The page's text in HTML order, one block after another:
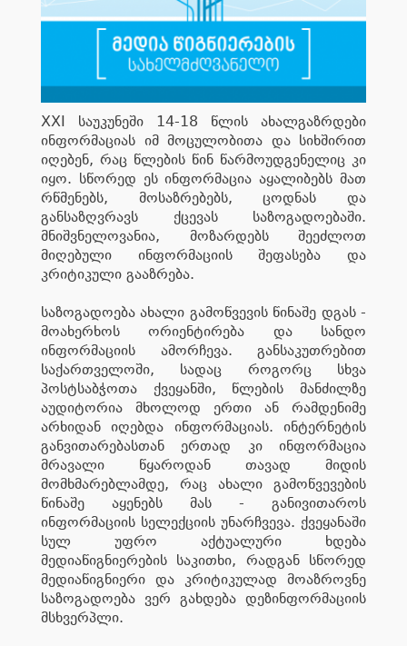
XXI საუკუნეში 14-18 წლის ახალგაზრდები
ინფორმაციას იმ მოცულობითა და სიხშირით
იღებენ, რაც წლების წინ წარმოუდგენელიც კი
იყო. სწორედ ეს ინფორმაცია აყალიბებს მათ
რწმენებს, მოსაზრებებს, ცოდნას და
განსაზღვრავს ქცევას საზოგადოებაში.
მნიშვნელოვანია, მოზარდებს შეეძლოთ
მიღებული ინფორმაციის შეფასება და
კრიტიკული გააზრება.
საზოგადოება ახალი გამოწვევის წინაშე დგას -
მოახერხოს ორიენტირება და სანდო
ინფორმაციის ამორჩევა. განსაკუთრებით
საქართველოში, სადაც როგორც სხვა
პოსტსაბჭოთა ქვეყანში, წლების მანძილზე
აუდიტორია მხოლოდ ერთი ან რამდენიმე
არხიდან იღებდა ინფორმაციას. ინტერნეტის
განვითარებასთან ერთად კი ინფორმაცია
მრავალი წყაროდან თავად მიდის
მომხმარებლამდე, რაც ახალი გამოწვევების
წინაშე აყენებს მას - განივითაროს
ინფორმაციის სელექციის უნარჩვევა. ქვეყანაში
სულ უფრო აქტუალური ხდება
მედიაწიგნიერების საკითხი, რადგან სწორედ
მედიაწიგნიერი და კრიტიკულად მოაზროვნე
საზოგადოება ვერ გახდება დეზინფორმაციის
მსხვერპლი.